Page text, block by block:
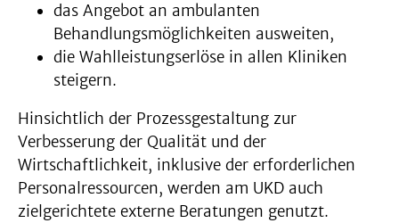
das Angebot an ambulanten
Behandlungsmöglichkeiten ausweiten,
die Wahlleistungserlöse in allen Kliniken
steigern.
Hinsichtlich der Prozessgestaltung zur
Verbesserung der Qualität und der
Wirtschaftlichkeit, inklusive der erforderlichen
Personalressourcen, werden am UKD auch
zielgerichtete externe Beratungen genutzt.